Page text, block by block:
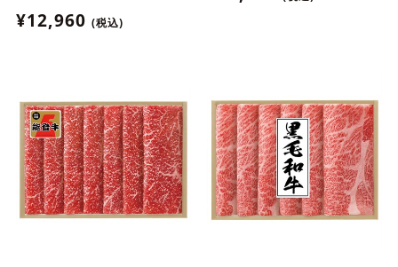
蔵】
¥12,960 (税込)